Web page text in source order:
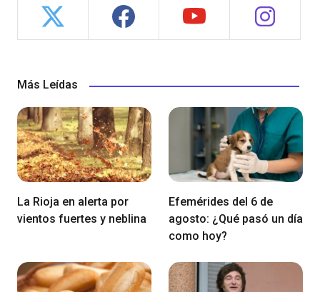
Más Leídas
La Rioja en alerta por
vientos fuertes y neblina
Efemérides del 6 de
agosto: ¿Qué pasó un día
como hoy?